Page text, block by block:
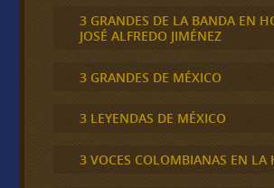
3 GRANDES DE LA BANDA EN
JOSÉ ALFREDO JIMÉNEZ
3 GRANDES DE MÉXICO
3 LEYENDAS DE MÉXICO
3 VOCES COLOMBIANAS EN LA